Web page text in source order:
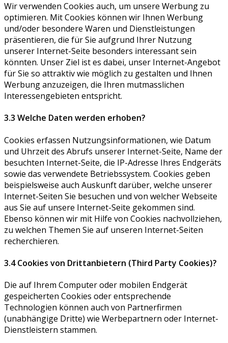
Wir verwenden Cookies auch, um unsere Werbung zu
optimieren. Mit Cookies können wir Ihnen Werbung
und/oder besondere Waren und Dienstleistungen
präsentieren, die für Sie aufgrund Ihrer Nutzung
unserer Internet-Seite besonders interessant sein
könnten. Unser Ziel ist es dabei, unser Internet-Angebot
für Sie so attraktiv wie möglich zu gestalten und Ihnen
Werbung anzuzeigen, die Ihren mutmasslichen
Interessengebieten entspricht.
3.3 Welche Daten werden erhoben?
Cookies erfassen Nutzungsinformationen, wie Datum
und Uhrzeit des Abrufs unserer Internet-Seite, Name der
besuchten Internet-Seite, die IP-Adresse Ihres Endgeräts
sowie das verwendete Betriebssystem. Cookies geben
beispielsweise auch Auskunft darüber, welche unserer
Internet-Seiten Sie besuchen und von welcher Webseite
aus Sie auf unsere Internet-Seite gekommen sind.
Ebenso können wir mit Hilfe von Cookies nachvollziehen,
zu welchen Themen Sie auf unseren Internet-Seiten
recherchieren.
3.4 Cookies von Drittanbietern (Third Party Cookies)?
Die auf Ihrem Computer oder mobilen Endgerät
gespeicherten Cookies oder entsprechende
Technologien können auch von Partnerfirmen
(unabhängige Dritte) wie Werbepartnern oder Internet-
Dienstleistern stammen.